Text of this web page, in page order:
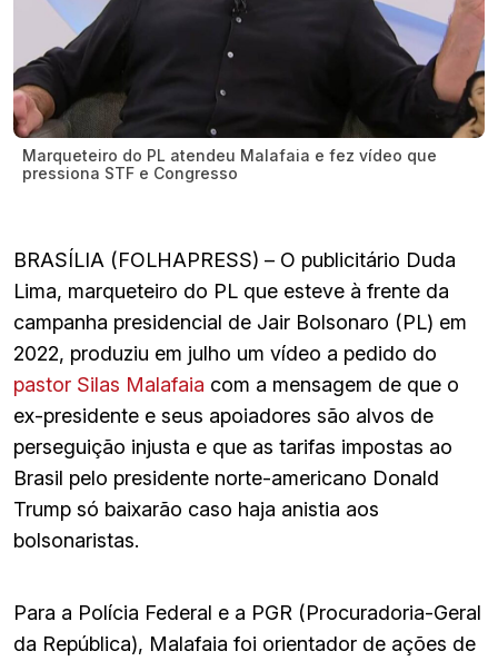
Marqueteiro do PL atendeu Malafaia e fez vídeo que
pressiona STF e Congresso
BRASÍLIA (FOLHAPRESS) – O publicitário Duda
Lima, marqueteiro do PL que esteve à frente da
campanha presidencial de Jair Bolsonaro (PL) em
2022, produziu em julho um vídeo a pedido do
pastor Silas Malafaia com a mensagem de que o
ex-presidente e seus apoiadores são alvos de
perseguição injusta e que as tarifas impostas ao
Brasil pelo presidente norte-americano Donald
Trump só baixarão caso haja anistia aos
bolsonaristas.
Para a Polícia Federal e a PGR (Procuradoria-Geral
da República), Malafaia foi orientador de ações de